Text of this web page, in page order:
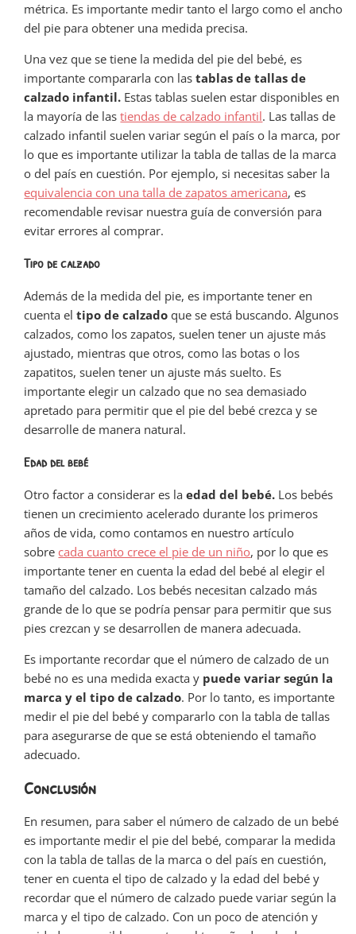
métrica. Es importante medir tanto el largo como el ancho
del pie para obtener una medida precisa.
Una vez que se tiene la medida del pie del bebé, es
importante compararla con lastablas de tallas de
calzado infantil. Estas tablas suelen estar disponibles en
la mayoría de lastiendas de calzado infantil. Las tallas de
calzado infantil suelen variar según el país o la marca, por
lo que es importante utilizar la tabla de tallas de la marca
o del país en cuestión. Por ejemplo, si necesitas saber la
equivalencia con una talla de zapatos americana, es
recomendable revisar nuestra guía de conversión para
evitar errores al comprar.
Tipo de calzado
Además de la medida del pie, es importante tener en
cuenta el tipo de calzado que se está buscando. Algunos
calzados, como los zapatos, suelen tener un ajuste más
ajustado, mientras que otros, como las botas o los
zapatitos, suelen tener un ajuste más suelto. Es
importante elegir un calzado que no sea demasiado
apretado para permitir que el pie del bebé crezca y se
desarrolle de manera natural.
Edad del bebé
Otro factor a considerar es laedad del bebé. Los bebés
tienen un crecimiento acelerado durante los primeros
años de vida, como contamos en nuestro artículo
sobre cada cuanto crece el pie de un niño, por lo que es
importante tener en cuenta la edad del bebé al elegir el
tamaño del calzado. Los bebés necesitan calzado más
grande de lo que se podría pensar para permitir que sus
pies crezcan y se desarrollen de manera adecuada.
Es importante recordar que el número de calzado de un
bebé no es una medida exacta y puede variar según la
marca y el tipo de calzado. Por lo tanto, es importante
medir el pie del bebé y compararlo con la tabla de tallas
para asegurarse de que se está obteniendo el tamaño
adecuado.
Conclusión
En resumen, para saber el número de calzado de un bebé
es importante medir el pie del bebé, comparar la medida
con la tabla de tallas de la marca o del país en cuestión,
tener en cuenta el tipo de calzado y la edad del bebé y
recordar que el número de calzado puede variar según la
marca y el tipo de calzado. Con un poco de atención y